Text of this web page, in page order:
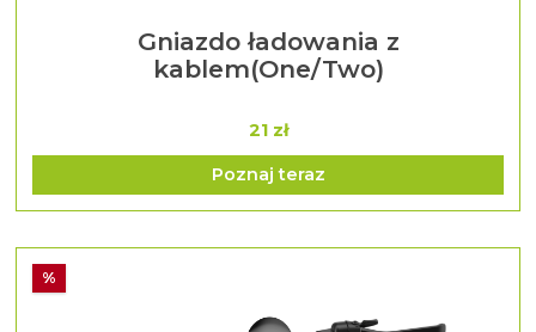
Gniazdo ładowania z
kablem(One/Two)
21 zł
Poznaj teraz
%